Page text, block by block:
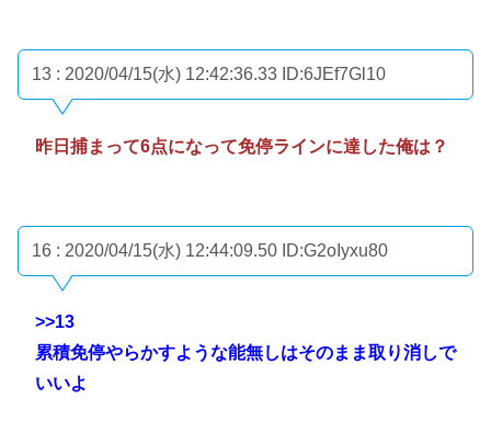
13 : 2020/04/15(水) 12:42:36.33 ID:6JEf7Gl10
昨日捕まって6点になって免停ラインに達した俺は？
16 : 2020/04/15(水) 12:44:09.50 ID:G2oIyxu80
>>13
累積免停やらかすような能無しはそのまま取り消しで
いいよ